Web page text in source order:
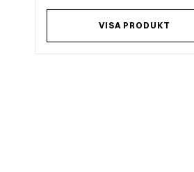
600 kr.
VISA PRODUKT